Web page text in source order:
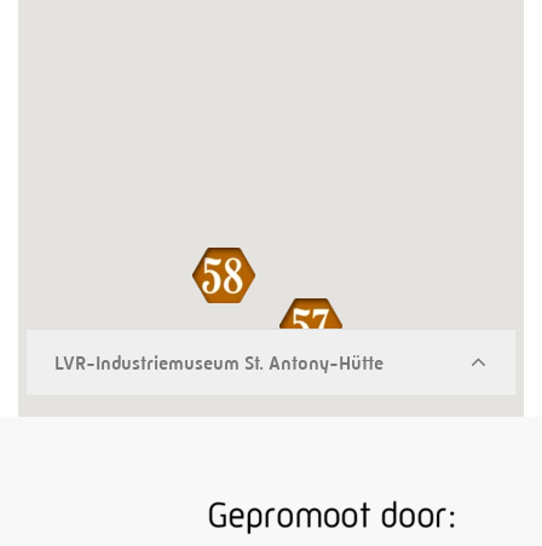
LVR-Industriemuseum St. Antony-Hütte